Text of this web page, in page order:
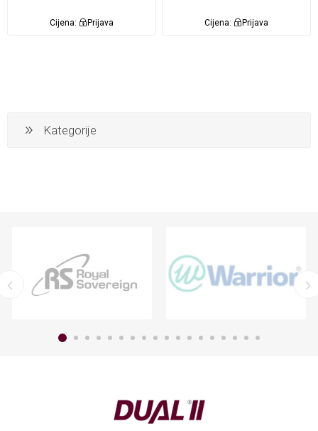
Cijena: Prijava Cijena: Prijava
Kategorije